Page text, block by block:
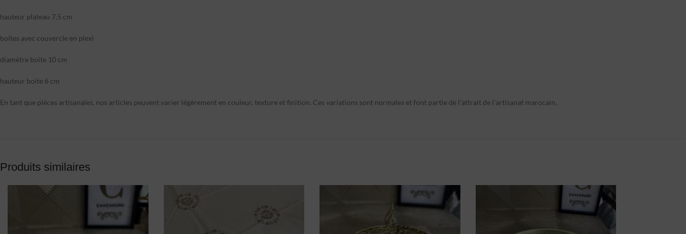
hauteur plateau 7,5 cm
boites avec couvercle en plexi
diamètre boite 10 cm
hauteur boite 6 cm
En tant que pièces artisanales, nos articles peuvent varier légèrement en couleur, texture et finition. Ces variations sont normales et font partie de l’attrait de l’artisanat marocain.
Produits similaires